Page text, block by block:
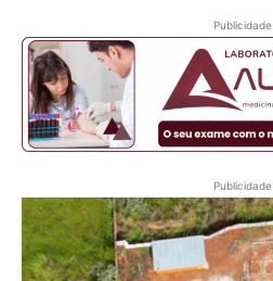
Publicidade
Publicidade